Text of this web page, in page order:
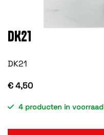
DK21
DK21
€ 4,50
4 producten in voorraad